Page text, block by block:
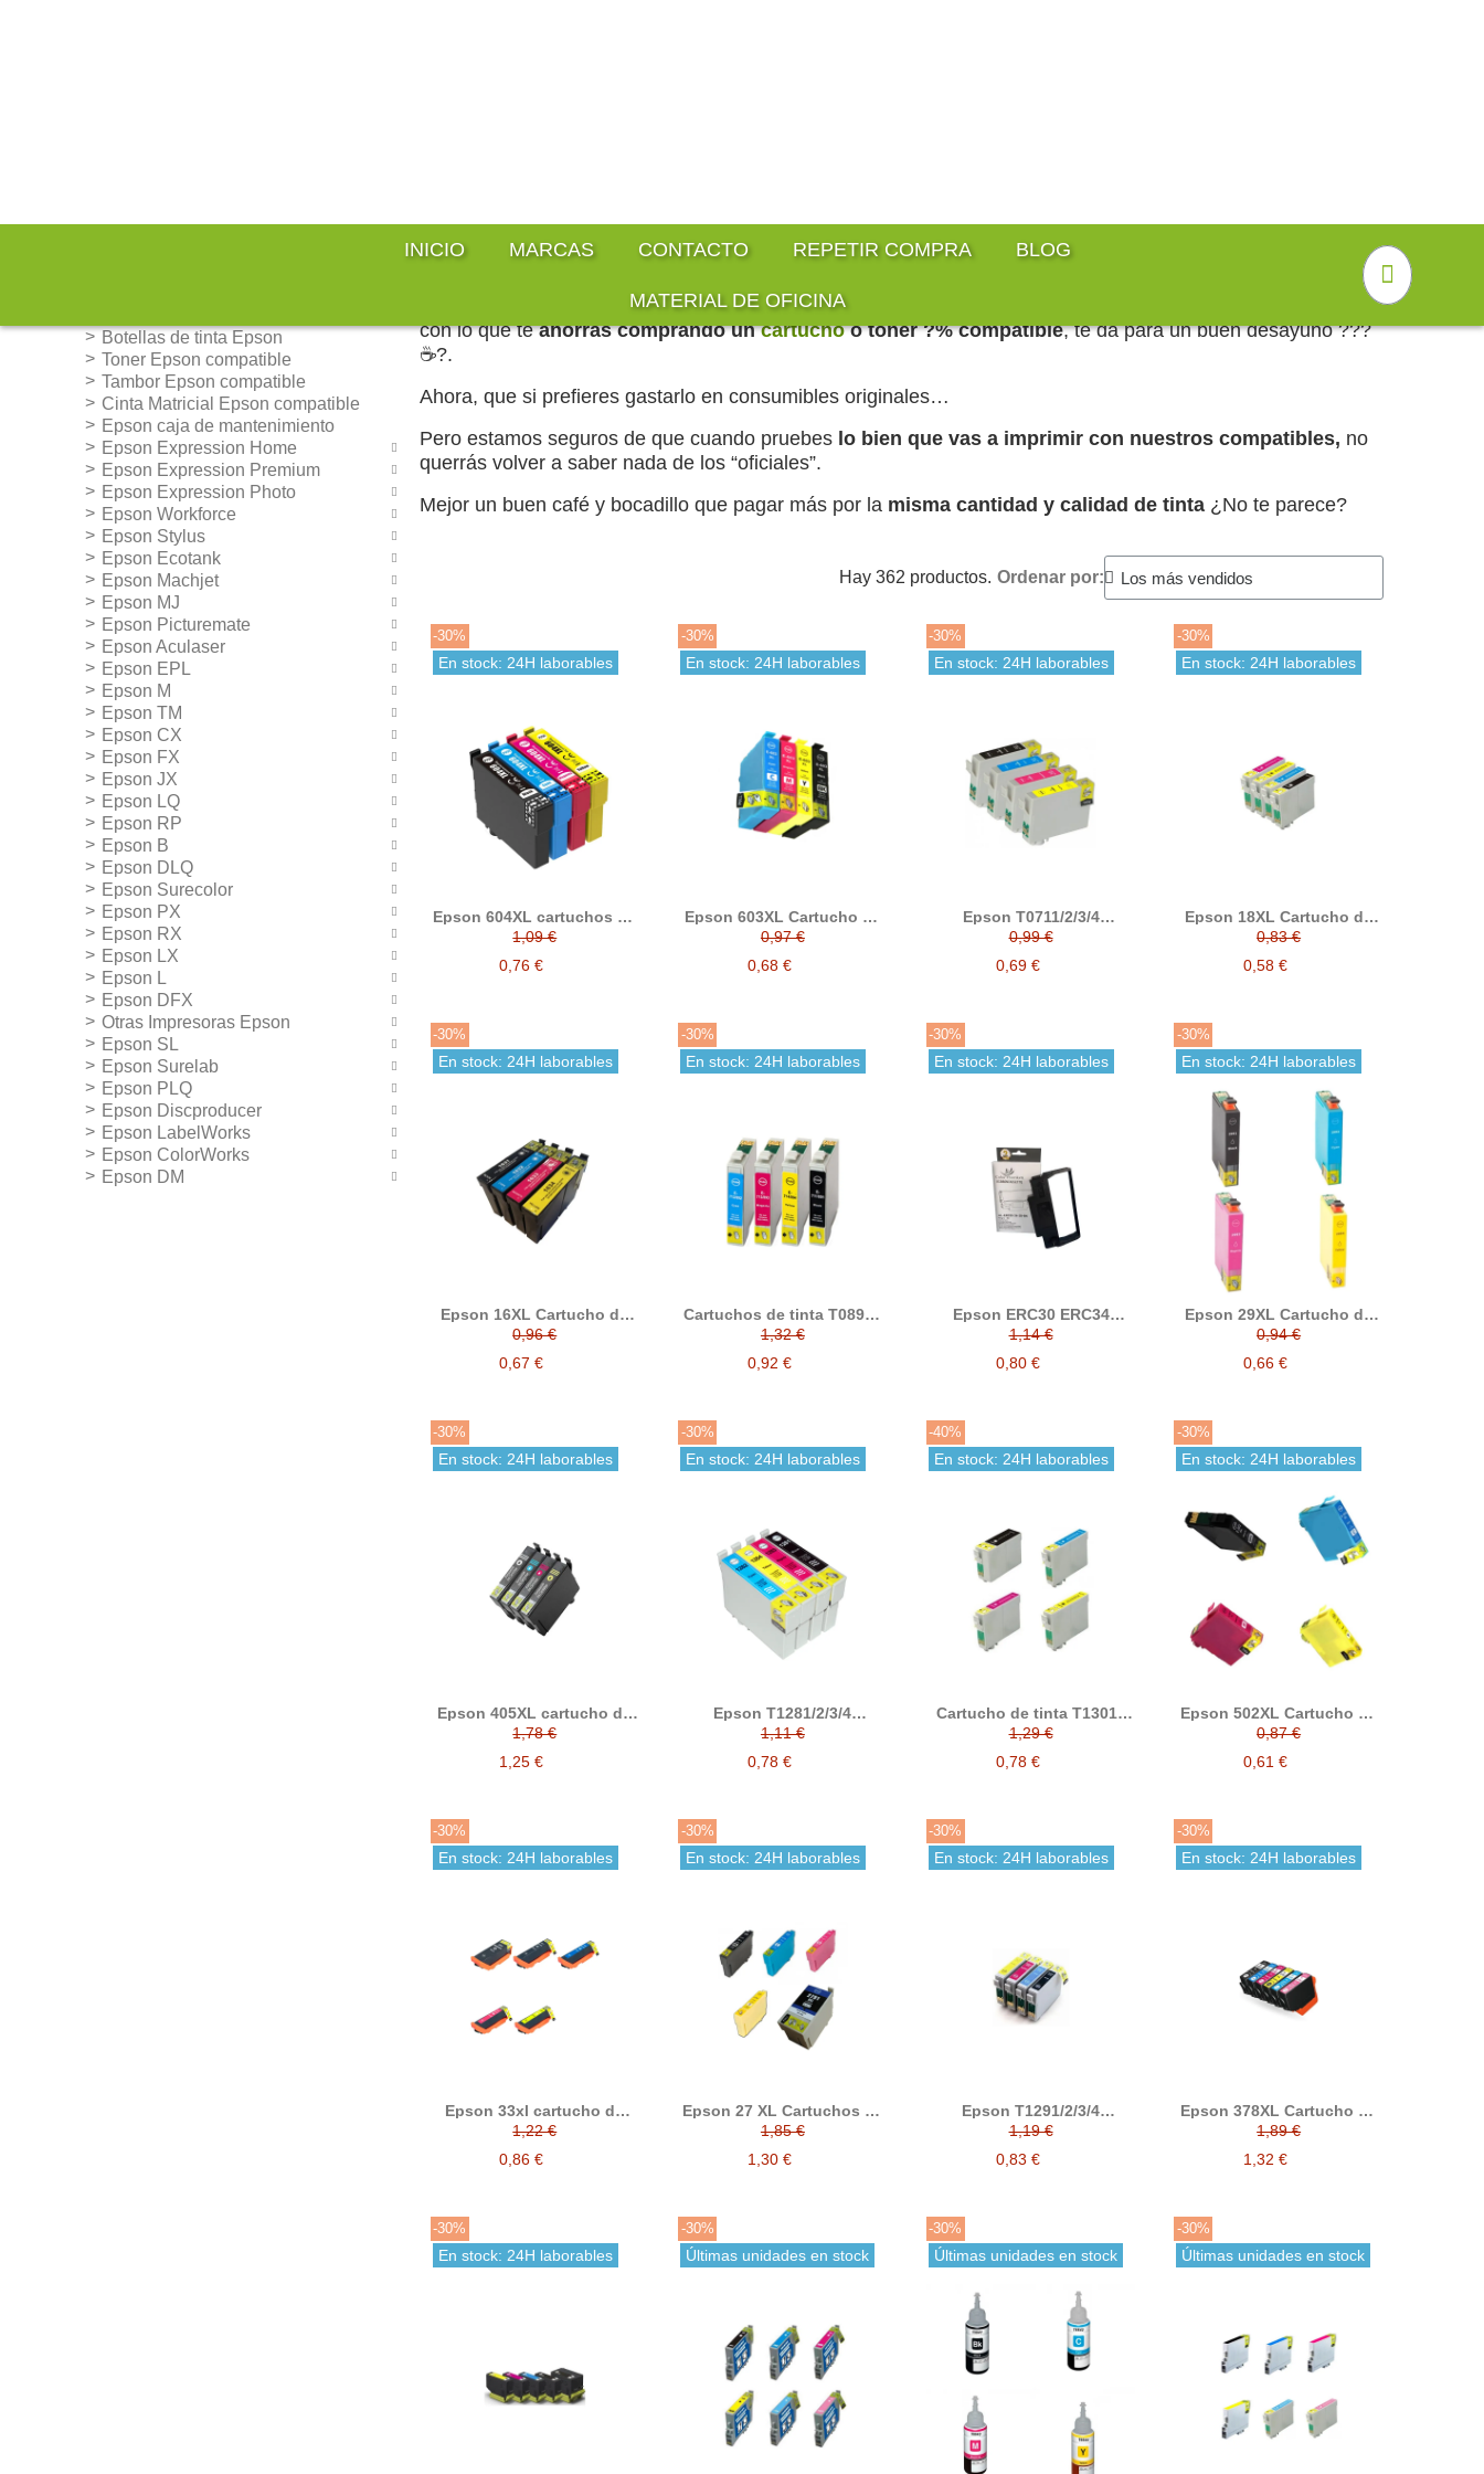
Botellas de tinta Epson
Toner Epson compatible
Tambor Epson compatible
Cinta Matricial Epson compatible
Epson caja de mantenimiento
Epson Expression Home
Epson Expression Premium
Epson Expression Photo
Epson Workforce
Epson Stylus
Epson Ecotank
Epson Machjet
Epson MJ
Epson Picturemate
Epson Aculaser
Epson EPL
Epson M
Epson TM
Epson CX
Epson FX
Epson JX
Epson LQ
Epson RP
Epson B
Epson DLQ
Epson Surecolor
Epson PX
Epson RX
Epson LX
Epson L
Epson DFX
Otras Impresoras Epson
Epson SL
Epson Surelab
Epson PLQ
Epson Discproducer
Epson LabelWorks
Epson ColorWorks
Epson DM
Epson Cartuchos De Tinta Compatibles Y Toners Láser
Comprar nuestros cartuchos o tóners para tu Epson
es casi como si te invitásemos a desayunar. Porque
con lo que teahorras comprando uncartuchoo tóner?% compatible, te da para un buen desayuno ???
☕?.
Ahora, que si prefieres gastarlo en consumibles originales…
Pero estamos seguros de que cuando pruebes lo bien que vas a imprimir con nuestros compatibles, no
querrás volver a saber nada de los “oficiales”.
Mejor un buen café y bocadillo que pagar más por la misma cantidad y calidad de tinta ¿No te parece?
Hay 362 productos. Ordenar por:
-30%
En stock: 24H laborables
Epson 604XL cartuchos de
tinta compatible
1,09 €
0,76 €
-30%
En stock: 24H laborables
Epson 603XL Cartucho de
tinta compatible
0,97 €
0,68 €
-30%
En stock: 24H laborables
Epson T0711/2/3/4
Cartucho de tinta
compatible
0,99 €
0,69 €
-30%
En stock: 24H laborables
Epson 18XL Cartucho de
tinta compatible
0,83 €
0,58 €
-30%
En stock: 24H laborables
Epson 16XL Cartucho de
tinta compatible
0,96 €
0,67 €
-30%
En stock: 24H laborables
Cartuchos de tinta T0891 /
T0892 / T0893 / T0894
compatible con epson
1,32 €
0,92 €
-30%
En stock: 24H laborables
Epson ERC30 ERC34
ERC38 cinta matricial
compatible C43S015374 /
C43S015244 / C43S015376
1,14 €
0,80 €
-30%
En stock: 24H laborables
Epson 29XL Cartucho de
tinta compatible
0,94 €
0,66 €
-30%
En stock: 24H laborables
Epson 405XL cartucho de
tinta compatible
1,78 €
1,25 €
-30%
En stock: 24H laborables
Epson T1281/2/3/4
Cartucho de tinta
compatible
1,11 €
0,78 €
-40%
En stock: 24H laborables
Cartucho de tinta T1301 /
T1302 / T1303 / T1304
compatible con epson
1,29 €
0,78 €
-30%
En stock: 24H laborables
Epson 502XL Cartucho de
tinta compatible
0,87 €
0,61 €
-30%
En stock: 24H laborables
Epson 33xl cartucho de
tinta compatible
1,22 €
0,86 €
-30%
En stock: 24H laborables
Epson 27 XL Cartuchos de
tinta compatibles
1,85 €
1,30 €
-30%
En stock: 24H laborables
Epson T1291/2/3/4
Cartucho de tinta
compatible
1,19 €
0,83 €
-30%
En stock: 24H laborables
Epson 378XL Cartucho de
tinta compatible
1,89 €
1,32 €
-30%
En stock: 24H laborables
-30%
Últimas unidades en stock
-30%
Últimas unidades en stock
-30%
Últimas unidades en stock